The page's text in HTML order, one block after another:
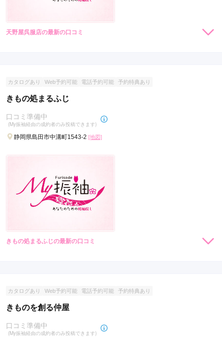
天野屋呉服店の最新の口コミ
カタログあり Web予約可能 電話予約可能 予約特典あり
きもの処まるふじ
口コミ準備中
(My振袖経由の成約者のみ投稿できます)
静岡県島田市中溝町1543-2 [地図]
きもの処まるふじの最新の口コミ
カタログあり Web予約可能 電話予約可能 予約特典あり
きものを創る仲屋
口コミ準備中
(My振袖経由の成約者のみ投稿できます)